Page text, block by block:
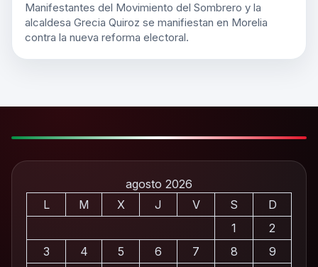
Manifestantes del Movimiento del Sombrero y la
alcaldesa Grecia Quiroz se manifiestan en Morelia
contra la nueva reforma electoral.
agosto 2026
L
M X J V S
D
1
2
3
4 5 6 7 8
9